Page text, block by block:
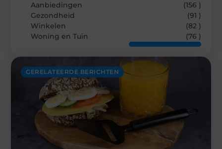
GERELATEERDE BERICHTEN
Aanbiedingen
(156 )
Gezondheid
(91 )
Winkelen
(82 )
Woning en Tuin
(76 )